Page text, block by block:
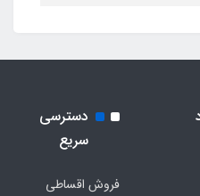
دسترسی
سریع
فروش اقساطی